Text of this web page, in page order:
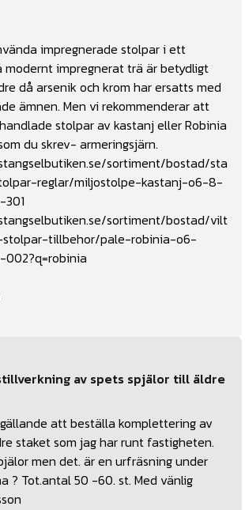
impregnerade stolpar i ett
modernt impregnerat trä är betydligt
då arsenik och krom har ersatts med
ämnen. Men vi rekommenderar att
stolpar av kastanj eller Robinia
du skrev- armeringsjärn.
sortiment/bostad/sta
reglar/miljostolpe-kastanj-o6-8-
sortiment/bostad/vilt
tillbehor/pale-robinia-o6-
002?q=robinia
av spets spjälor till äldre
att beställa komplettering av
staket som jag har runt fastigheten.
men det. är en urfräsning under
? Tot.antal 50 -60. st. Med vänlig